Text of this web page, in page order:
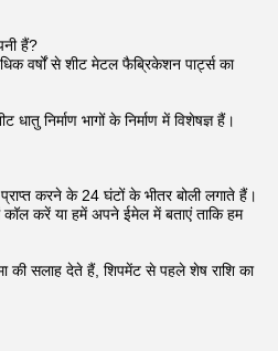
हैं?
वर्षों से शीट मेटल फैब्रिकेशन पार्ट्स का
निर्माण भागों के निर्माण में विशेषज्ञ हैं।
करने के 24 घंटों के भीतर बोली लगाते हैं।
करें या हमें अपने ईमेल में बताएं ताकि हम
की सलाह देते हैं, शिपमेंट से पहले शेष राशि का